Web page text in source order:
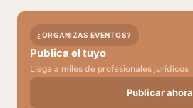
¿ORGANIZAS EVENTOS?
Publica el tuyo
Llega a miles de profesionales jurídicos
Publicar ahora